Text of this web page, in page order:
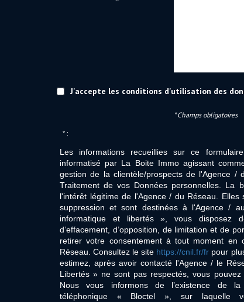
J'accepte les conditions d'utilisation des
* Champs obligatoires
* :
Les informations recueillies sur ce
informatisé par La Boite Immo agissant
gestion de la clientèle/prospects de l'Agence /
Traitement de vos Données personnelles. La
l'intérêt légitime de l'Agence / du Réseau.
suppression et sont destinées à l'Agence /
informatique et libertés », vous disposez
d’effacement, d’opposition, de limitation et de
retirer votre consentement à tout moment en
Réseau. Consultez le site https://cnil.fr/fr pour
estimez, après avoir contacté l'Agence / le
Libertés » ne sont pas respectés, vous pouvez
Nous vous informons de l’existence de
téléphonique « Bloctel », sur laquelle